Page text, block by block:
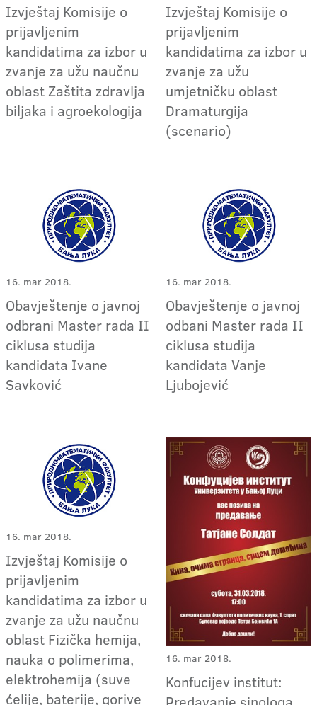
Izvještaj Komisije o
prijavljenim
kandidatima za izbor u
zvanje za užu naučnu
oblast Zaštita zdravlja
biljaka i agroekologija
Izvještaj Komisije o
prijavljenim
kandidatima za izbor u
zvanje za užu
umjetničku oblast
Dramaturgija
(scenario)
16. mar 2018.
Obavještenje o javnoj
odbrani Master rada II
ciklusa studija
kandidata Ivane
Savković
16. mar 2018.
Obavještenje o javnoj
odbani Master rada II
ciklusa studija
kandidata Vanje
Ljubojević
16. mar 2018.
Izvještaj Komisije o
prijavljenim
kandidatima za izbor u
zvanje za užu naučnu
oblast Fizička hemija,
nauka o polimerima,
elektrohemija (suve
ćelije, baterije, gorive
16. mar 2018.
Konfucijev institut: